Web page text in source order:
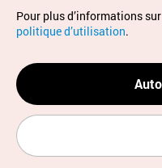
Droits d’auteur (c) Office
Tous droits réservés.
Pour les rapports
adressez vos demandes
info.ontc@gmail.com
Pour plus d’informations
politique d’utilisation.